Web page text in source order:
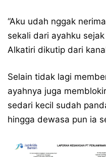
“Aku udah nggak
sekali dari ayahku
Alkatiri dikutip dari
Selain tidak lagi
ayahnya juga
sedari kecil sudah
hingga dewasa pun ia